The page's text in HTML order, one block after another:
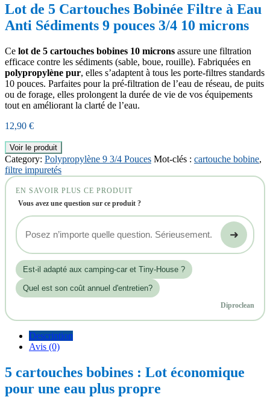
Lot de 5 Cartouches Bobinée Filtre à Eau
Anti Sédiments 9 pouces 3/4 10 microns
Ce lot de 5 cartouches bobines 10 microns assure une filtration
efficace contre les sédiments (sable, boue, rouille). Fabriquées en
polypropylène pur, elles s’adaptent à tous les porte-filtres standards
10 pouces. Parfaites pour la pré-filtration de l’eau de réseau, de puits
ou de forage, elles prolongent la durée de vie de vos équipements
tout en améliorant la clarté de l’eau.
12,90 €
Voir le produit
Category: Polypropylène 9 3/4 Pouces Mot-clés : cartouche bobine,
filtre impuretés
EN SAVOIR PLUS CE PRODUIT
Vous avez une question sur ce produit ?
➜
Est‑il adapté aux camping-car et Tiny-House ?
Quel est son coût annuel d'entretien?
Diproclean
Description
Avis (0)
5 cartouches bobines : Lot économique
pour une eau plus propre